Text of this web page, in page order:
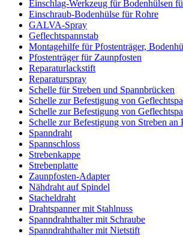
Einschlag-Werkzeug für Bodenhülsen
Einschraub-Bodenhülse für Rohre
GALVA-Spray
Geflechtspannstab
Montagehilfe für Pfostenträger,
Pfostenträger für Zaunpfosten
Reparaturlackstift
Reparaturspray
Schelle für Streben und Spannbrücken
Schelle zur Befestigung von
Schelle zur Befestigung von
Schelle zur Befestigung von Streben an
Spanndraht
Spannschloss
Strebenkappe
Strebenplatte
Zaunpfosten-Adapter
Nähdraht auf Spindel
Stacheldraht
Drahtspanner mit Stahlnuss
Spanndrahthalter mit Schraube
Spanndrahthalter mit Nietstift